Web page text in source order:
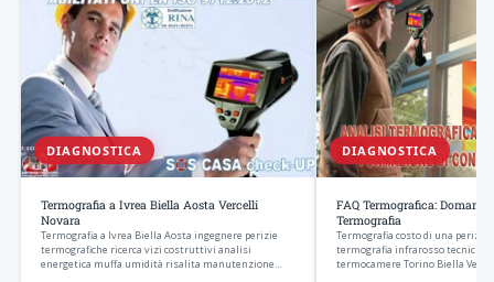
DIAGNOSTICA
Termografia a Ivrea Biella Aosta Vercelli
Novara
Termografia a Ivrea Biella Aosta ingegnere perizie
termografiche ricerca vizi costruttivi analisi
energetica muffa umidità risalita manutenzione…
DIAGNOSTICA
FAQ Termografica:
Termografia
Termografia costo di una perizia
termografia infrarosso tecnici
termocamere Torino Biella